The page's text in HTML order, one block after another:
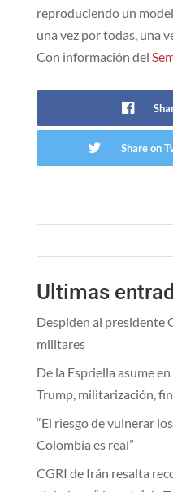
reproduciendo un
una vez por todas, una
Con información del
Share on
Ultimas
Despiden al presidente
militares
De la Espriella asume
Trump, militarización,
“El riesgo de vulnerar
Colombia es real”
CGRI de Irán resalta